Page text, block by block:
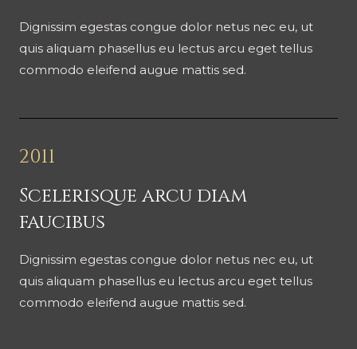
Dignissim egestas congue dolor netus nec eu, ut
quis aliquam phasellus eu lectus arcu eget tellus
commodo eleifend augue mattis sed.
2011
Scelerisque arcu diam
faucibus
Dignissim egestas congue dolor netus nec eu, ut
quis aliquam phasellus eu lectus arcu eget tellus
commodo eleifend augue mattis sed.